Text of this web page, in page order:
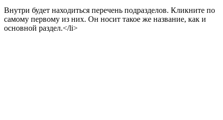
Внутри будет находиться перечень подразделов. Кликните по
самому первому из них. Он носит такое же название, как и
основной раздел.</li>